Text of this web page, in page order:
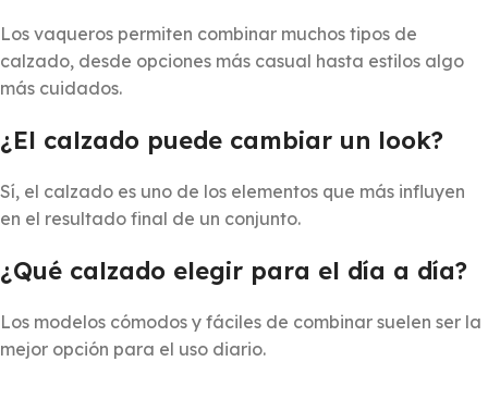
Los vaqueros permiten combinar muchos tipos de
calzado, desde opciones más casual hasta estilos algo
más cuidados.
¿El calzado puede cambiar un look?
Sí, el calzado es uno de los elementos que más influyen
en el resultado final de un conjunto.
¿Qué calzado elegir para el día a día?
Los modelos cómodos y fáciles de combinar suelen ser la
mejor opción para el uso diario.